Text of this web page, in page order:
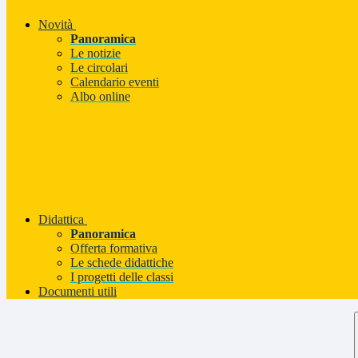
Novità
Panoramica
Le notizie
Le circolari
Calendario eventi
Albo online
Didattica
Panoramica
Offerta formativa
Le schede didattiche
I progetti delle classi
Documenti utili